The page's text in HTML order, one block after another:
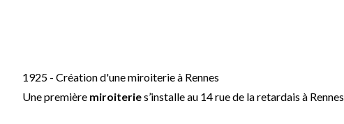
1925 - Création d'une miroiterie à Rennes
Une première miroiteries’installe au 14 rue de la retardais à Rennes